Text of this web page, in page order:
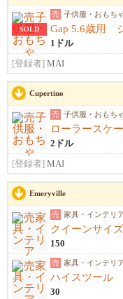
SOLD
売 子供服・おもち
Gap 5.6歳用
1ドル
[登録者] MAI
Cupertino
売 子供服・おもち
ローラースケ
2ドル
[登録者] MAI
Emeryville
売 家具・インテリ
クイーンサイ
150
売 家具・インテリ
ハイスツール
30